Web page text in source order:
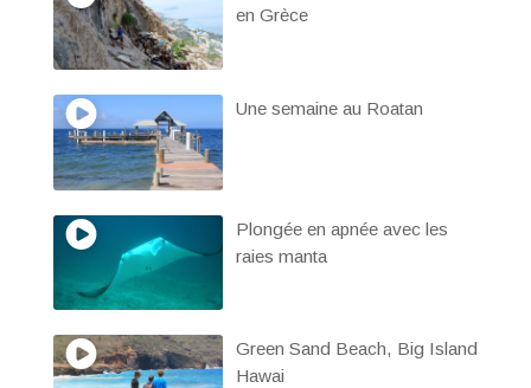
en Grèce
Une semaine au Roatan
Plongée en apnée avec les
raies manta
Green Sand Beach, Big Island
Hawai